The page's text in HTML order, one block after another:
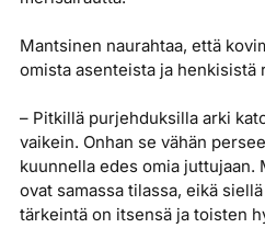
Mantsinen naurahtaa, että
omista asenteista ja henkisistä
– Pitkillä purjehduksilla arki
vaikein. Onhan se vähän
kuunnella edes omia juttujaan.
ovat samassa tilassa, eikä
tärkeintä on itsensä ja toisten